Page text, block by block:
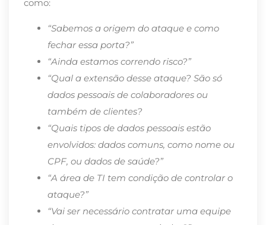
como:
“Sabemos a origem do ataque e como
fechar essa porta?”
“Ainda estamos correndo risco?”
“Qual a extensão desse ataque? São só
dados pessoais de colaboradores ou
também de clientes?
“Quais tipos de dados pessoais estão
envolvidos: dados comuns, como nome ou
CPF, ou dados de saúde?”
“A área de TI tem condição de controlar o
ataque?”
“Vai ser necessário contratar uma equipe